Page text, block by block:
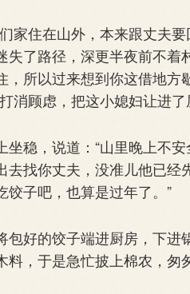
住在山外，本来跟丈夫
失了路径，深更半夜前不
所以过来想到你这借地
消顾虑，把这小媳妇让进了
稳，说道：“山里晚上不
找你丈夫，没准儿他已经
子吧，也算是过年了。”
好的饺子端进厨房，下进
，于是急忙披上棉农，匆